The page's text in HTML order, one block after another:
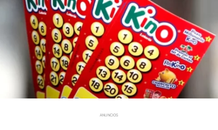
ANUNCIOS